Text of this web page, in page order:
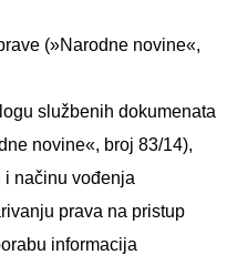
(»Narodne novine«,
službenih dokumenata
novine«, broj 83/14),
i načinu vođenja
prava na pristup
informacija